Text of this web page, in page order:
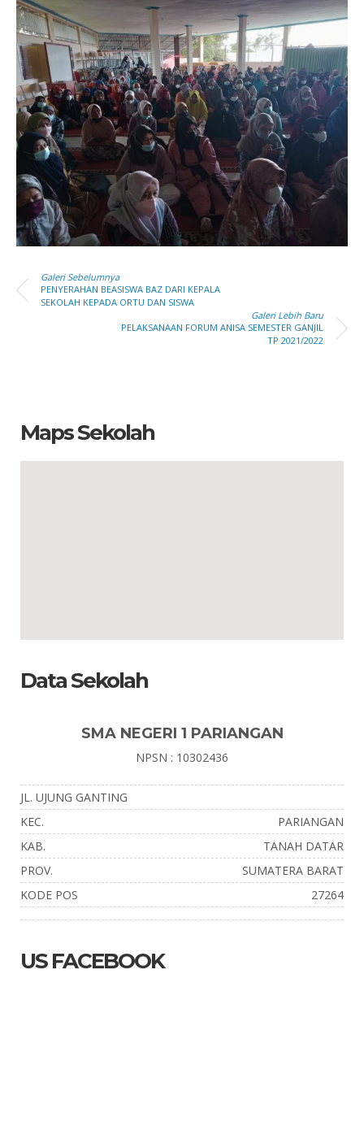
Galeri Sebelumnya
PENYERAHAN BEASISWA BAZ DARI KEPALA
SEKOLAH KEPADA ORTU DAN SISWA
Galeri Lebih Baru
PELAKSANAAN FORUM ANISA SEMESTER GANJIL
TP 2021/2022
Maps Sekolah
Data Sekolah
SMA NEGERI 1 PARIANGAN
NPSN : 10302436
JL. UJUNG GANTING
KEC.
PARIANGAN
KAB.
TANAH DATAR
PROV.
SUMATERA BARAT
KODE POS
27264
US FACEBOOK